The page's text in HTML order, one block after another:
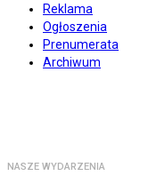
Reklama
Ogłoszenia
Prenumerata
Archiwum
NASZE WYDARZENIA